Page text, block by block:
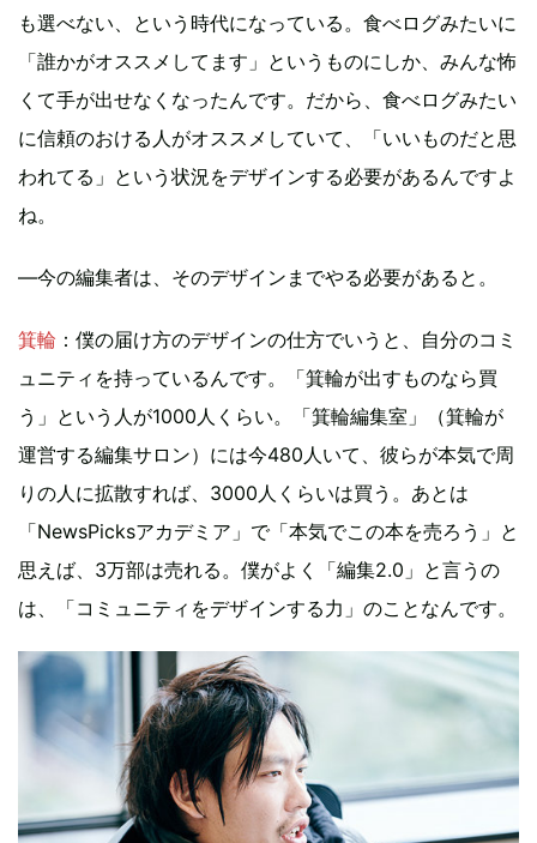
も選べない、という時代になっている。食べログみたいに
「誰かがオススメしてます」というものにしか、みんな怖
くて手が出せなくなったんです。だから、食べログみたい
に信頼のおける人がオススメしていて、「いいものだと思
われてる」という状況をデザインする必要があるんですよ
ね。
—今の編集者は、そのデザインまでやる必要があると。
箕輪 ：僕の届け方のデザインの仕方でいうと、自分のコミ
ュニティを持っているんです。「箕輪が出すものなら買
う」という人が1000人くらい。「箕輪編集室」（箕輪が
運営する編集サロン）には今480人いて、彼らが本気で周
りの人に拡散すれば、3000人くらいは買う。あとは
「NewsPicksアカデミア」で「本気でこの本を売ろう」と
思えば、3万部は売れる。僕がよく「編集2.0」と言うの
は、「コミュニティをデザインする力」のことなんです。